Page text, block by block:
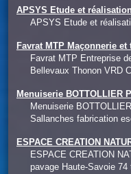
APSYS Etude et
APSYS Etude et
Favrat MTP Maçonnerie
Favrat MTP Entreprise
Bellevaux Thonon VRD
Menuiserie BOTTOLLIER
Menuiserie
Sallanches fabrication
ESPACE CREATION
ESPACE CREATION
pavage Haute-Savoie